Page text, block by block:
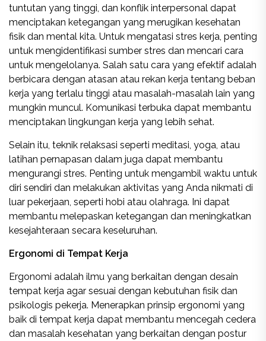
tuntutan yang tinggi, dan konflik interpersonal dapat
menciptakan ketegangan yang merugikan kesehatan
fisik dan mental kita. Untuk mengatasi stres kerja, penting
untuk mengidentifikasi sumber stres dan mencari cara
untuk mengelolanya. Salah satu cara yang efektif adalah
berbicara dengan atasan atau rekan kerja tentang beban
kerja yang terlalu tinggi atau masalah-masalah lain yang
mungkin muncul. Komunikasi terbuka dapat membantu
menciptakan lingkungan kerja yang lebih sehat.
Selain itu, teknik relaksasi seperti meditasi, yoga, atau
latihan pernapasan dalam juga dapat membantu
mengurangi stres. Penting untuk mengambil waktu untuk
diri sendiri dan melakukan aktivitas yang Anda nikmati di
luar pekerjaan, seperti hobi atau olahraga. Ini dapat
membantu melepaskan ketegangan dan meningkatkan
kesejahteraan secara keseluruhan.
Ergonomi di Tempat Kerja
Ergonomi adalah ilmu yang berkaitan dengan desain
tempat kerja agar sesuai dengan kebutuhan fisik dan
psikologis pekerja. Menerapkan prinsip ergonomi yang
baik di tempat kerja dapat membantu mencegah cedera
dan masalah kesehatan yang berkaitan dengan postur